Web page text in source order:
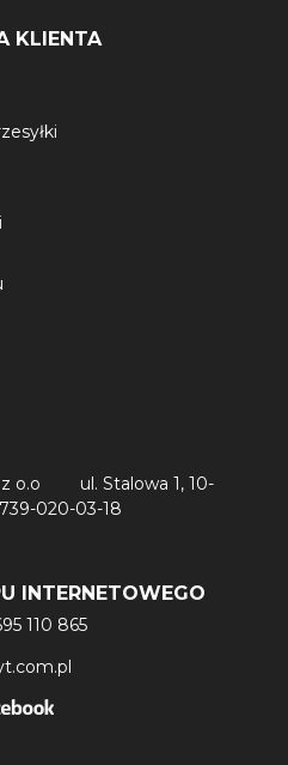
KLIENTA
o.o
ul. Stalowa 1, 10-
020-03-18
INTERNETOWEGO
110 865